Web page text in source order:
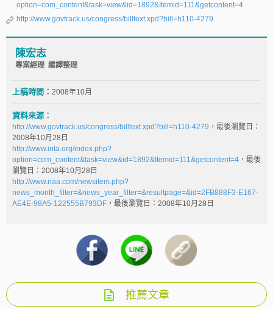
option=com_content&task=view&id=1892&Itemid=111&getcontent=4
http://www.govtrack.us/congress/billtext.xpd?bill=h110-4279
陳宏志
專案經理 編譯整理
上稿時間： 2008年10月
資料來源：
http://www.govtrack.us/congress/billtext.xpd?bill=h110-4279 ，最後瀏覽日：
2008年10月28日
http://www.inta.org/index.php?
option=com_content&task=view&id=1892&Itemid=111&getcontent=4 ，最後
瀏覽日：2008年10月28日
http://www.riaa.com/newsitem.php?
news_month_filter=&news_year_filter=&resultpage=&id=2FB888F3-E167-
AE4E-98A5-122555B793DF ，最後瀏覽日：2008年10月28日
推薦文章